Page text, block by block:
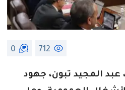
712
0
المجيد تبون، جهود